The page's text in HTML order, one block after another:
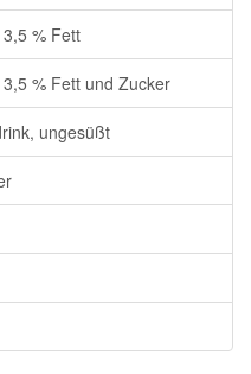
% Fett
% Fett und Zucker
ungesüßt